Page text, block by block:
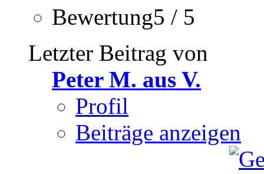
Bewertung5 / 5
Letzter Beitrag von
Peter M. aus V.
Profil
Beiträge anzeigen